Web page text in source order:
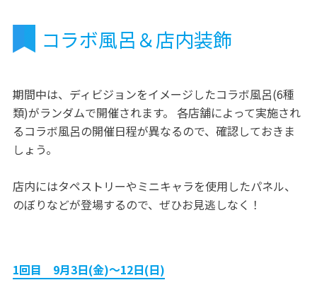
コラボ風呂＆店内装飾
期間中は、ディビジョンをイメージしたコラボ風呂(6種
類)がランダムで開催されます。 各店舗によって実施され
るコラボ風呂の開催日程が異なるので、確認しておきま
しょう。
店内にはタペストリーやミニキャラを使用したパネル、
のぼりなどが登場するので、ぜひお見逃しなく！
1回目 9月3日(金)～12日(日)